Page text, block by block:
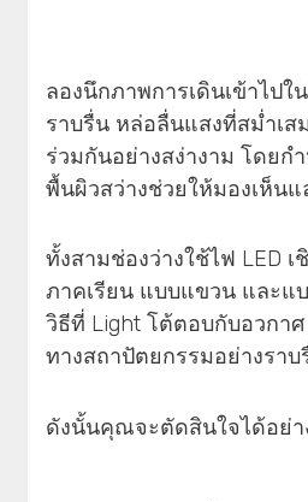
ลองนึกภาพการเดินเข้าไป
ราบรื่น หล่อลื่นแสงที่สม่ำเ
ร่วมกันอย่างสง่างาม โดยก
พื้นผิวสว่างช่วยให้มองเห็น
ทั้งสามช่องว่างใช้ไฟ LED
ภาคเรียน แบบแขวน และแ
วิธีที่ Light โต้ตอบกับอวกา
ทางสถาปัตยกรรมอย่างราบ
ดังนั้นคุณจะตัดสินใจได้อย่า